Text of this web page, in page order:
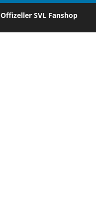
Offizeller SVL Fanshop